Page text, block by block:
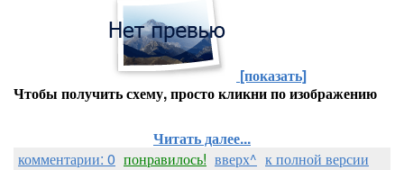
[показать]
Чтобы получить схему, просто кликни по изображению
Читать далее...
комментарии: 0 понравилось! вверх^ к полной версии